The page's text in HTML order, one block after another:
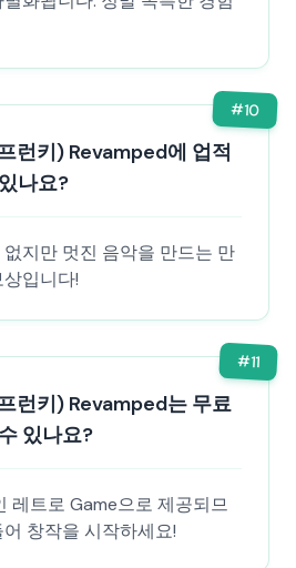
#10
런키) Revamped에 업적
나요?
지만 멋진 음악을 만드는 만
입니다!
#11
런키) Revamped는 무료
있나요?
레트로 Game으로 제공되므
창작을 시작하세요!